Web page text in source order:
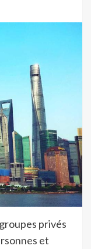
privés
et